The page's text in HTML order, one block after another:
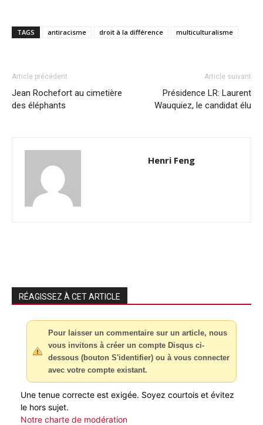
TAGS antiracisme droit à la différence multiculturalisme
Article précédent
Jean Rochefort au cimetière
des éléphants
Article suivant
Présidence LR: Laurent
Wauquiez, le candidat élu
Henri Feng
RÉAGISSEZ À CET ARTICLE
Pour laisser un commentaire sur un article, nous
vous invitons à créer un compte Disqus ci-
dessous (bouton S'identifier) ou à vous connecter
avec votre compte existant.
Une tenue correcte est exigée. Soyez courtois et évitez
le hors sujet.
Notre charte de modération